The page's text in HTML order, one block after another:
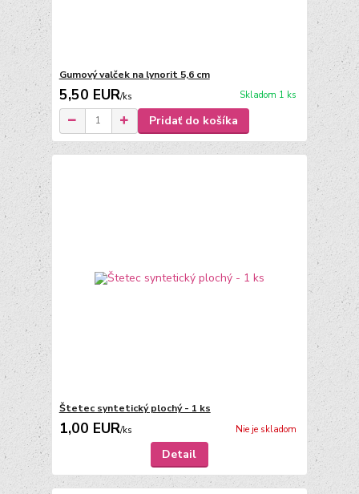
Gumový valček na lynorit 5,6 cm
5,50 EUR/ks Skladom 1 ks
Pridať do košíka
Štetec syntetický plochý - 1 ks
1,00 EUR/ks Nie je skladom
Detail